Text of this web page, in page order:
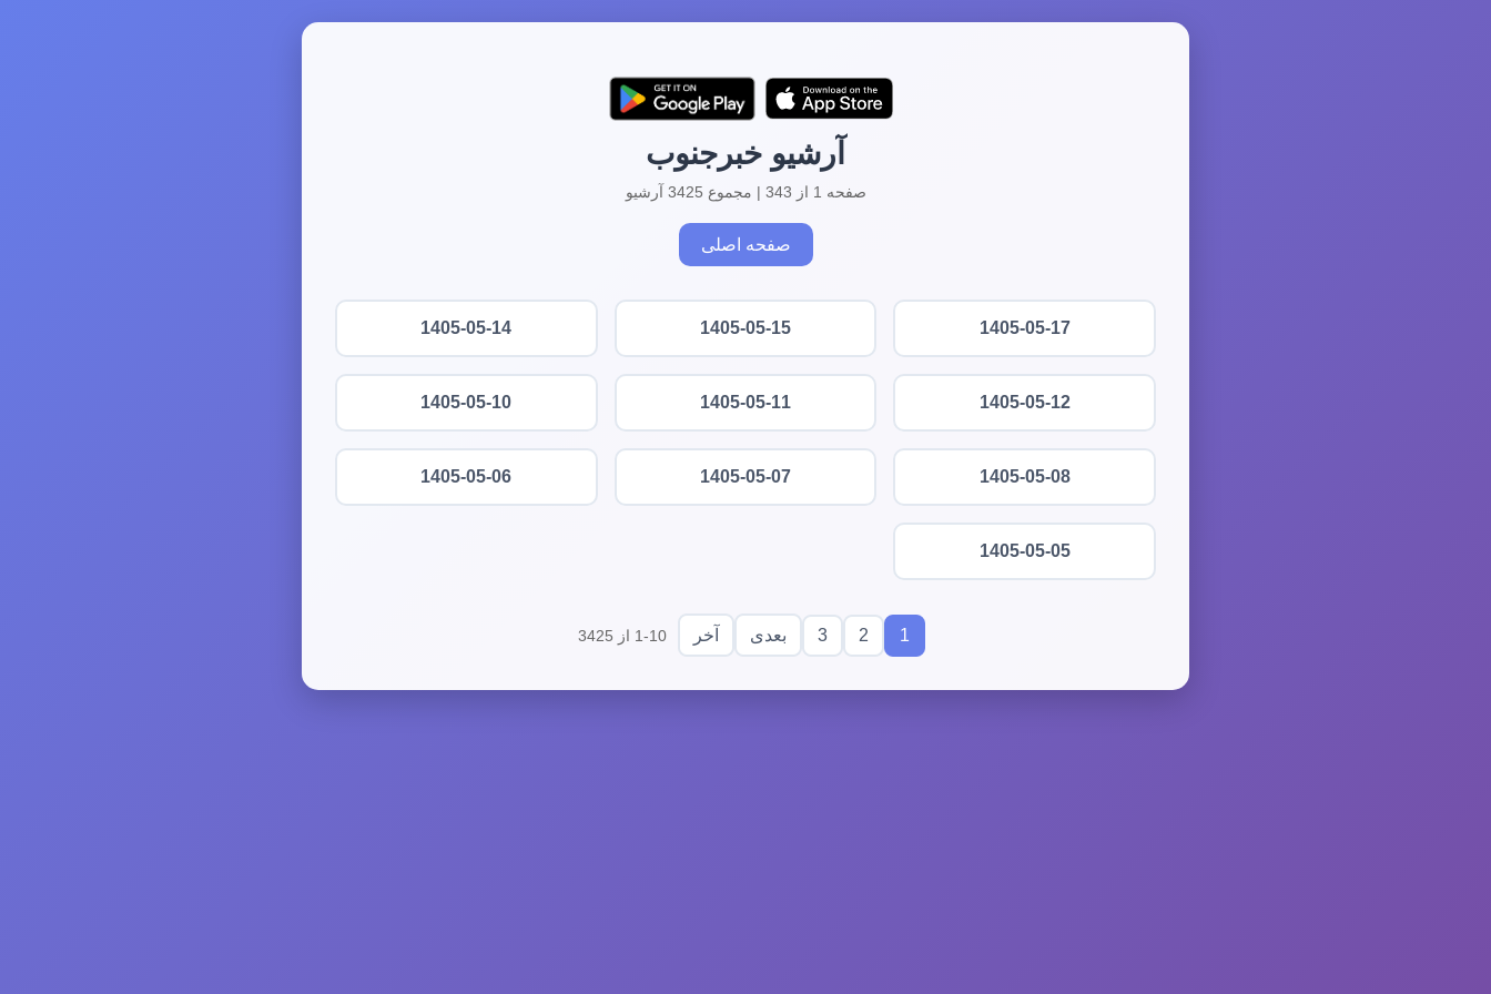
آرشیو خبرجنوب
صفحه 1 از 343 | مجموع 3425 آرشیو
صفحه اصلی
1405-05-17
1405-05-15
1405-05-14
1405-05-12
1405-05-11
1405-05-10
1405-05-08
1405-05-07
1405-05-06
1405-05-05
1
2
3 بعدی آخر 1-10 از 3425